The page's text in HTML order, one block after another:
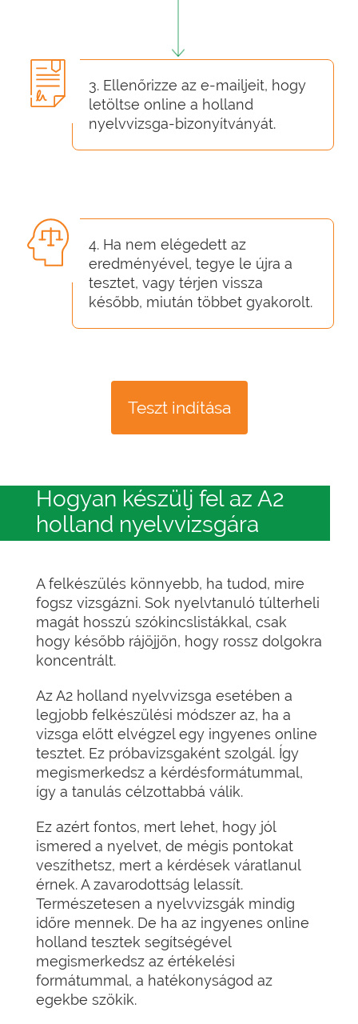
3. Ellenőrizze az e-mailjeit, hogy
letöltse online a holland
nyelvvizsga-bizonyítványát.
4. Ha nem elégedett az
eredményével, tegye le újra a
tesztet, vagy térjen vissza
később, miután többet gyakorolt.
Teszt indítása
Hogyan készülj fel az A2
holland nyelvvizsgára
A felkészülés könnyebb, ha tudod, mire
fogsz vizsgázni. Sok nyelvtanuló túlterheli
magát hosszú szókincslistákkal, csak
hogy később rájöjjön, hogy rossz dolgokra
koncentrált.
Az A2 holland nyelvvizsga esetében a
legjobb felkészülési módszer az, ha a
vizsga előtt elvégzel egy ingyenes online
tesztet. Ez próbavizsgaként szolgál. Így
megismerkedsz a kérdésformátummal,
így a tanulás célzottabbá válik.
Ez azért fontos, mert lehet, hogy jól
ismered a nyelvet, de mégis pontokat
veszíthetsz, mert a kérdések váratlanul
érnek. A zavarodottság lelassít.
Természetesen a nyelvvizsgák mindig
időre mennek. De ha az ingyenes online
holland tesztek segítségével
megismerkedsz az értékelési
formátummal, a hatékonyságod az
egekbe szökik.